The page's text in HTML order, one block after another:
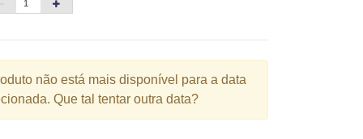
24 25
31
não está mais disponível para a data
Que tal tentar outra data?